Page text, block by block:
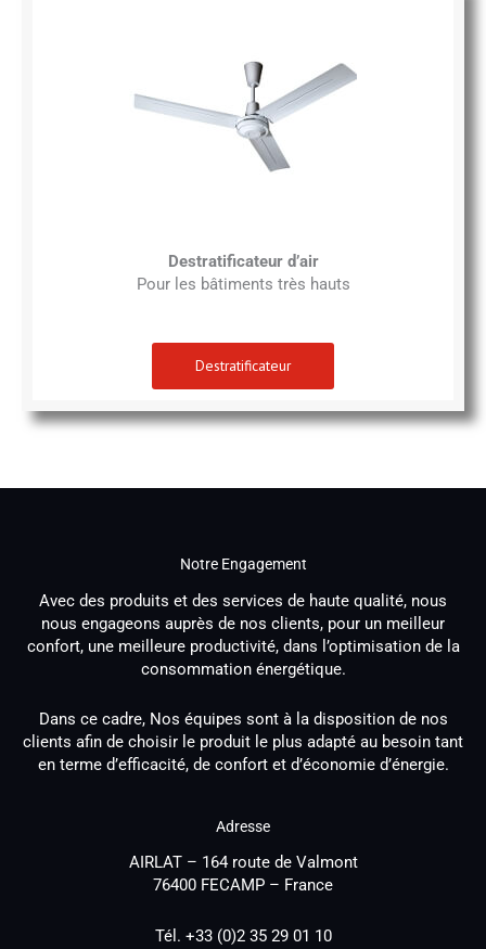
Destratificateur d’air
Pour les bâtiments très hauts
Destratificateur
Notre Engagement
Avec des produits et des services de haute qualité, nous
nous engageons auprès de nos clients, pour un meilleur
confort, une meilleure productivité, dans l’optimisation de la
consommation énergétique.
Dans ce cadre, Nos équipes sont à la disposition de nos
clients afin de choisir le produit le plus adapté au besoin tant
en terme d’efficacité, de confort et d’économie d’énergie.
Adresse
AIRLAT – 164 route de Valmont
76400 FECAMP – France
Tél. +33 (0)2 35 29 01 10